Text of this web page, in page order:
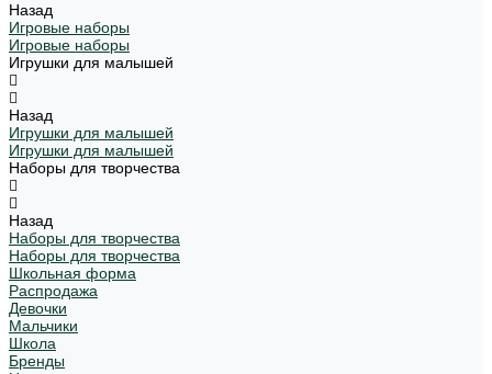
Назад
Игровые наборы
Игровые наборы
Игрушки для малышей
Назад
Игрушки для малышей
Игрушки для малышей
Наборы для творчества
Назад
Наборы для творчества
Наборы для творчества
Школьная форма
Распродажа
Девочки
Мальчики
Школа
Бренды